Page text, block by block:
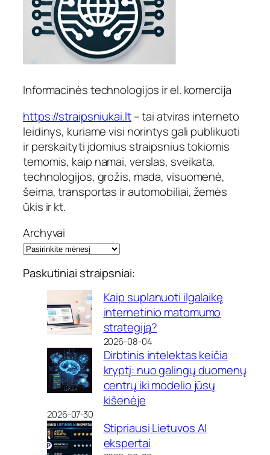
Informacinės technologijos ir el. komercija
https://straipsniukai.lt– tai atviras interneto
leidinys, kuriame visi norintys gali publikuoti
ir perskaityti įdomius straipsnius tokiomis
temomis, kaip namai, verslas, sveikata,
technologijos, grožis, mada, visuomenė,
šeima, transportas ir automobiliai, žemės
ūkis ir kt.
Archyvai
Paskutiniai straipsniai:
Kaip suplanuoti ilgalaikę
internetinio matomumo
strategiją?
2026-08-04
Dirbtinis intelektas keičia
kryptį: nuo galingų duomenų
centrų iki modelio jūsų
kišenėje
2026-07-30
Stipriausi Lietuvos AI
ekspertai